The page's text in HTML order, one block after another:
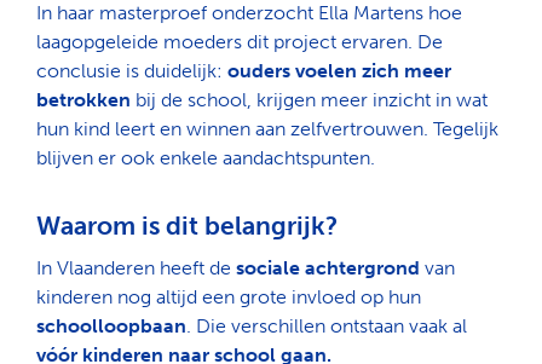
In haar masterproef onderzocht Ella Martens hoe
laagopgeleide moeders dit project ervaren. De
conclusie is duidelijk:ouders voelen zich meer
betrokken bij de school, krijgen meer inzicht in wat
hun kind leert en winnen aan zelfvertrouwen. Tegelijk
blijven er ook enkele aandachtspunten.
Waarom is dit belangrijk?
In Vlaanderen heeft desociale achtergrond van
kinderen nog altijd een grote invloed op hun
schoolloopbaan . Die verschillen ontstaan vaak al
vóór kinderen naar school gaan.